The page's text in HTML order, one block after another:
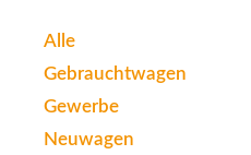
Alle
Gebrauchtwagen
Gewerbe
Neuwagen